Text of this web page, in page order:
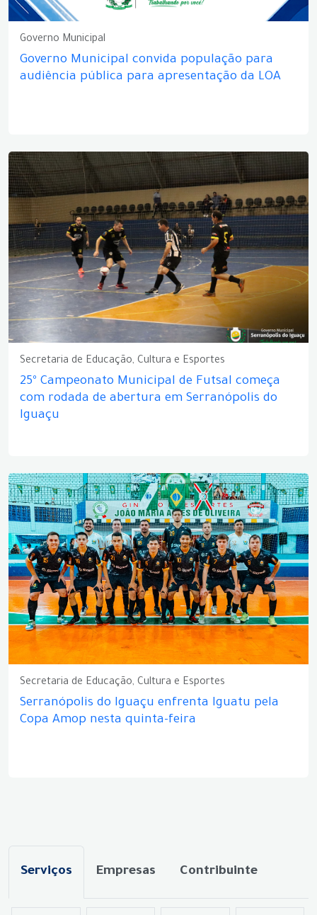
Governo Municipal
Governo Municipal convida população para
audiência pública para apresentação da LOA
Secretaria de Educação, Cultura e Esportes
25º Campeonato Municipal de Futsal começa
com rodada de abertura em Serranópolis do
Iguaçu
Secretaria de Educação, Cultura e Esportes
Serranópolis do Iguaçu enfrenta Iguatu pela
Copa Amop nesta quinta-feira
Serviços Empresas Contribuinte